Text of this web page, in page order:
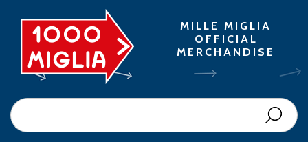
MILLE MIGLIA
OFFICIAL
MERCHANDISE